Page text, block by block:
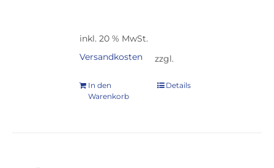
inkl. 20 % MwSt.
zzgl.
Versandkosten
In den
Warenkorb
Details